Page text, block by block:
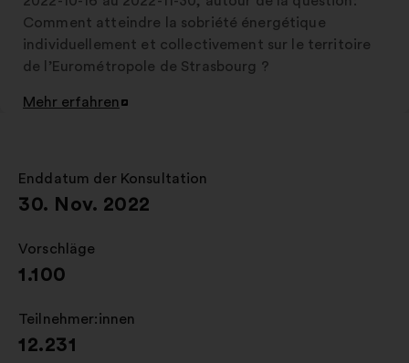
Comment atteindre la sobriété énergétique
individuellement et collectivement sur le territoire
de l’Eurométropole de Strasbourg ?
Mehr erfahren
In
Reiter
öffnen
Enddatum der Konsultation
:
30. Nov. 2022
Vorschläge
:
1.100
Teilnehmer:innen
:
12.231